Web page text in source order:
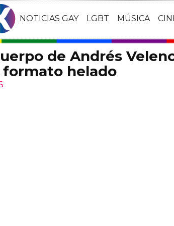
NOTICIAS GAY LGBT MÚSICA
de Andrés
helado